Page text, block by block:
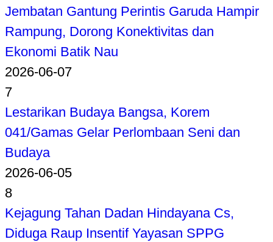
Jembatan Gantung Perintis Garuda Hampir
Rampung, Dorong Konektivitas dan
Ekonomi Batik Nau
2026-06-07
7
Lestarikan Budaya Bangsa, Korem
041/Gamas Gelar Perlombaan Seni dan
Budaya
2026-06-05
8
Kejagung Tahan Dadan Hindayana Cs,
Diduga Raup Insentif Yayasan SPPG